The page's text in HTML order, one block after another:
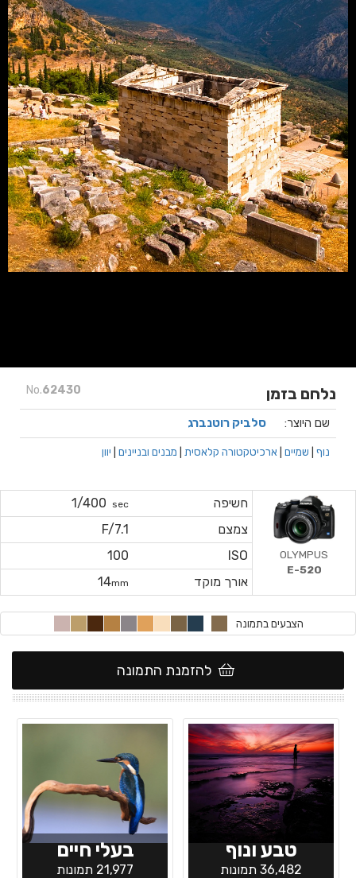
No.62430 נלחם בזמן
שם היוצר: סלביק רוטנברג
נוף שמיים ארכיטקטורה קלאסית מבנים ובניינים יוון
חשיפה sec
1/400
צמצם
F/7.1
ISO
100
אורך מוקד
14mm
OLYMPUS
E-520
הצבעים בתמונה
להזמנת התמונה
טבע ונוף
36,482 תמונות
בעלי חיים
21,977 תמונות